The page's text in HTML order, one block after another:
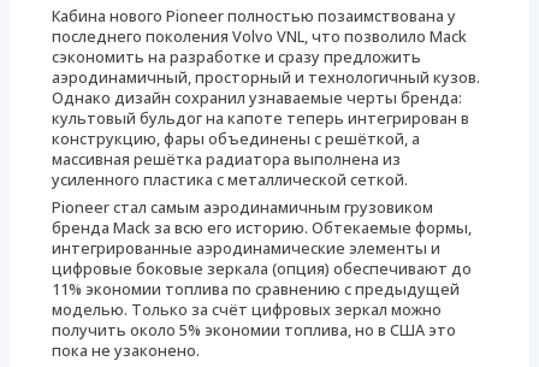
Кабина нового Pioneer полностью позаимствована у
последнего поколения Volvo VNL, что позволило Mack
сэкономить на разработке и сразу предложить
аэродинамичный, просторный и технологичный кузов.
Однако дизайн сохранил узнаваемые черты бренда:
культовый бульдог на капоте теперь интегрирован в
конструкцию, фары объединены с решёткой, а
массивная решётка радиатора выполнена из
усиленного пластика с металлической сеткой.
Pioneer стал самым аэродинамичным грузовиком
бренда Mack за всю его историю. Обтекаемые формы,
интегрированные аэродинамические элементы и
цифровые боковые зеркала (опция) обеспечивают до
11% экономии топлива по сравнению с предыдущей
моделью. Только за счёт цифровых зеркал можно
получить около 5% экономии топлива, но в США это
пока не узаконено.